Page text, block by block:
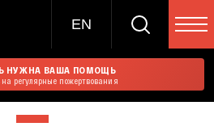
EN
НУЖНА ВАША ПОМОЩЬ
регулярные пожертвования